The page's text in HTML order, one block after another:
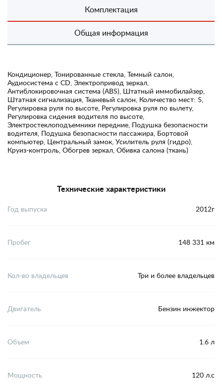
Комплектация
Общая информация
Кондиционер, Тонированные стекла, Темный салон,
Аудиосистема с CD, Электропривод зеркал,
Антиблокировочная система (ABS), Штатный иммобилайзер,
Штатная сигнализация, Тканевый салон, Количество мест: 5,
Регулировка руля по высоте, Регулировка руля по вылету,
Регулировка сидения водителя по высоте,
Электростеклоподъемники передние, Подушка безопасности
водителя, Подушка безопасности пассажира, Бортовой
компьютер, Центральный замок, Усилитель руля (гидро),
Круиз-контроль, Обогрев зеркал, Обивка салона (ткань)
Технические характеристики
Год выпуска 2012г
Пробег 148 331 км
Кол-во владельцев Три и более владельцев
Двигатель Бензин инжектор
Объем 1.6 л
Мощность 120 л.с